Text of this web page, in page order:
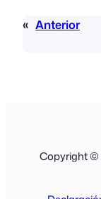
« Anterior
Copyright ©